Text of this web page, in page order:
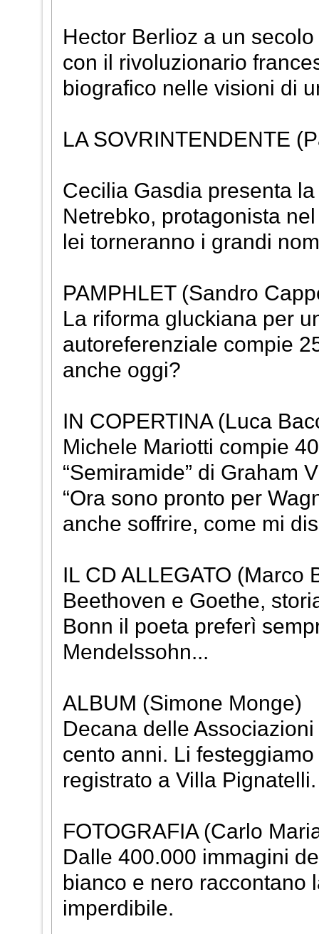
Hector Berlioz a un
con il rivoluzionario
biografico nelle visioni di
LA SOVRINTENDENTE
Cecilia Gasdia presenta
Netrebko, protagonista
lei torneranno i grandi
PAMPHLET (Sandro
La riforma gluckiana per
autoreferenziale compie
anche oggi?
IN COPERTINA (Luca
Michele Mariotti compie
“Semiramide” di Graham
“Ora sono pronto per
anche soffrire, come mi
IL CD ALLEGATO (Marco
Beethoven e Goethe,
Bonn il poeta preferì
Mendelssohn...
ALBUM (Simone Monge)
Decana delle
cento anni. Li
registrato a Villa Pignatelli.
FOTOGRAFIA (Carlo
Dalle 400.000 immagini
bianco e nero raccontano
imperdibile.